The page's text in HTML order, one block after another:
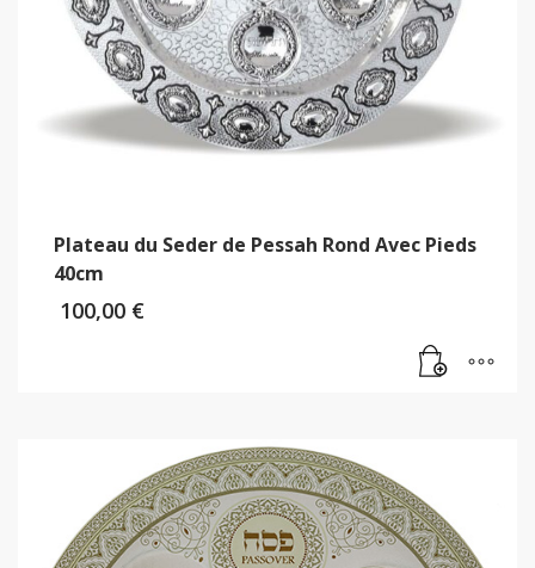
Plateau du Seder de Pessah Rond Avec Pieds
40cm
100,00 €